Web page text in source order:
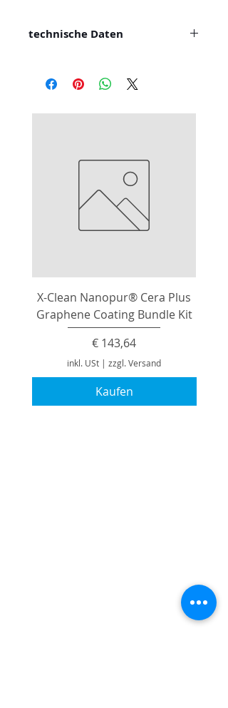
technische Daten
8500
Bremse Ja
Lieferumfang Keine Akkus
enthalten, Kein Ladegerät
enthalten, HD Box
X-Clean Nanopur® Cera Plus
Graphene Coating Bundle Kit
Preis
€ 143,64
inkl. USt | zzgl. Versand
Kaufen